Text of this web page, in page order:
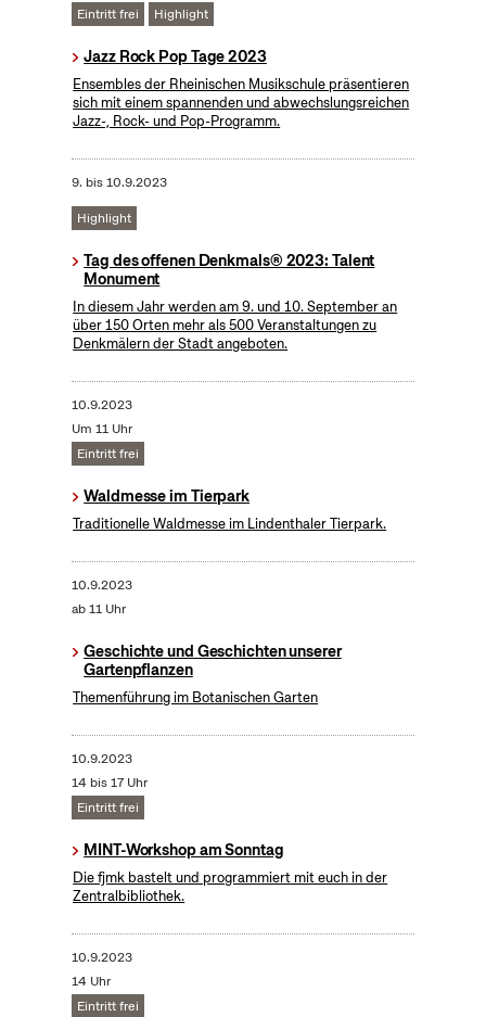
Eintritt frei
Highlight
Jazz Rock Pop Tage 2023
Ensembles der Rheinischen Musikschule präsentieren
sich mit einem spannenden und abwechslungsreichen
Jazz-, Rock- und Pop-Programm.
9. bis10.9.2023
Highlight
Tag des offenen Denkmals® 2023: Talent
Monument
In diesem Jahr werden am 9. und 10. September an
über 150 Orten mehr als 500 Veranstaltungen zu
Denkmälern der Stadt angeboten.
10.9.2023
Um 11 Uhr
Eintritt frei
Waldmesse im Tierpark
Traditionelle Waldmesse im Lindenthaler Tierpark.
10.9.2023
ab 11 Uhr
Geschichte und Geschichten unserer
Gartenpflanzen
Themenführung im Botanischen Garten
10.9.2023
14 bis 17 Uhr
Eintritt frei
MINT-Workshop am Sonntag
Die fjmk bastelt und programmiert mit euch in der
Zentralbibliothek.
10.9.2023
14 Uhr
Eintritt frei